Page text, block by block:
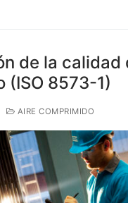
de la calidad
(ISO 8573-1)
AIRE COMPRIMIDO